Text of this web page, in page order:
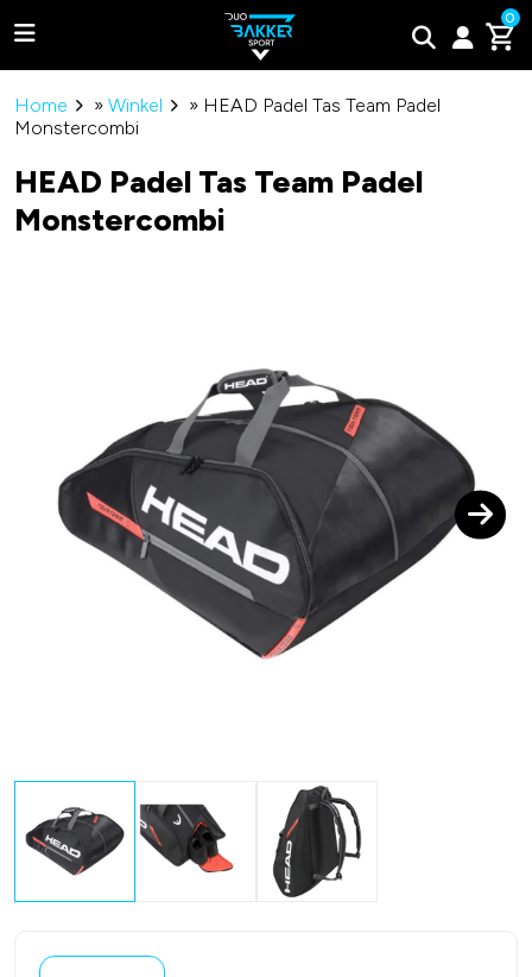
0
Adidas
Tweede kans padel rackets
Home » Winkel » HEAD Padel Tas Team Padel
Monstercombi
HEAD Padel Tas Team Padel
Monstercombi